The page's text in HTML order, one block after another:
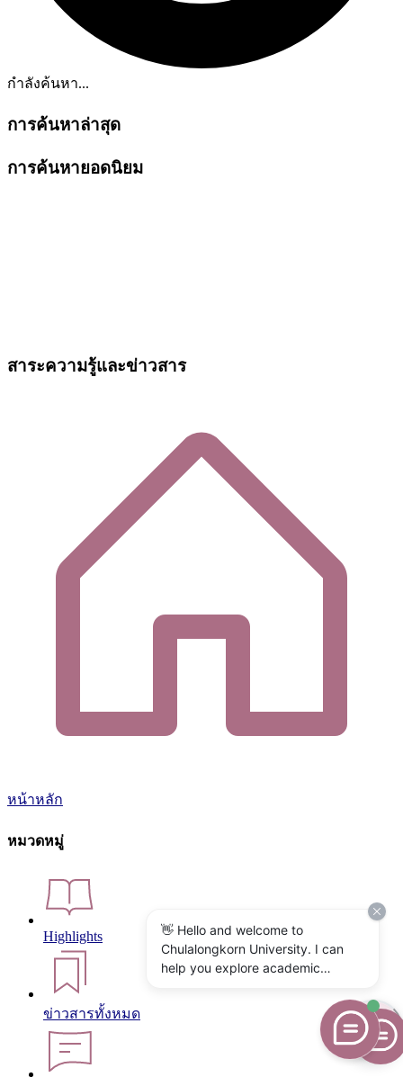
กำลังค้นหา...
การค้นหาล่าสุด
การค้นหายอดนิยม
สาระความรู้และข่าวสาร
หน้าหลัก
หมวดหมู่
Highlights
ข่าวสารทั้งหมด
👋 Hello and welcome to
Chulalongkorn University. I can
help you explore academic